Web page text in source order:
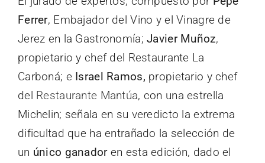
Ferrer, Embajador del Vino y el Vinagre de
Jerez en la Gastronomía;Javier Muñoz,
propietario y chef del Restaurante La
Carboná; e Israel Ramos, propietario y chef
del Restaurante Mantúa, con una estrella
Michelin; señala en su veredicto la extrema
dificultad que ha entrañado la selección de
un único ganadoren esta edición, dado el